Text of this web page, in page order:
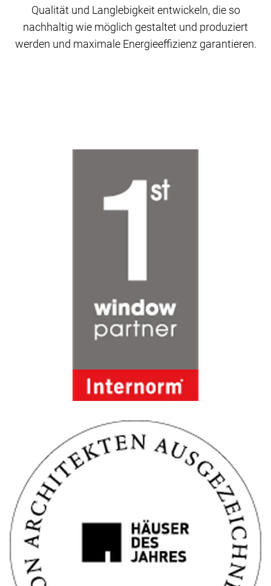
Qualität und Langlebigkeit entwickeln, die so
nachhaltig wie möglich gestaltet und produziert
werden und maximale Energieeffizienz garantieren.